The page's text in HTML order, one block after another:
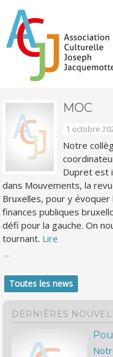
MOC
1 octobre
Notre
Dupret est
dans Mouvements, la
Bruxelles, pour y évoquer
finances publiques
défi pour la gauche. On
tournant. Lire
Toutes les news
DERNIÈRES